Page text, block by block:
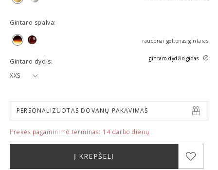
Gintaro spalva:
raudonai geltonas gintaras
Gintaro dydis:
XXS
gintaro dydžio gidas
PERSONALIZUOTAS DOVANŲ PAKAVIMAS
Prekės pagaminimo terminas: 14 darbo dienų
Į KREPŠELĮ